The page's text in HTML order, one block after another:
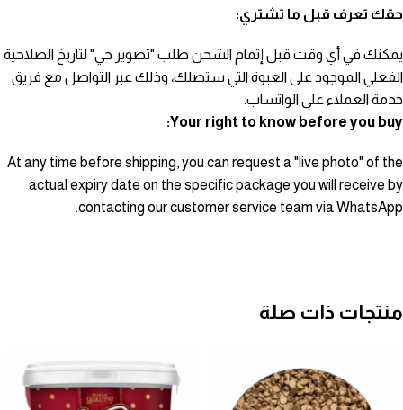
حقك تعرف قبل ما تشتري:
يمكنك في أي وقت قبل إتمام الشحن طلب "تصوير حي" لتاريخ الصلاحية
الفعلي الموجود على العبوة التي ستصلك، وذلك عبر التواصل مع فريق
خدمة العملاء على الواتساب.
Your right to know before you buy:
At any time before shipping, you can request a "live photo" of the
actual expiry date on the specific package you will receive by
contacting our customer service team via WhatsApp.
منتجات ذات صلة